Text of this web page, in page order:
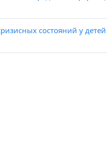
состояний у